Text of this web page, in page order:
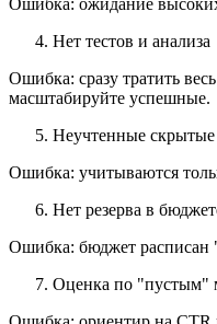
Ошибка: ожидание
Нет тестов и анализа
Ошибка: сразу тратить
масштабируйте успешные.
Неучтенные скрытые
Ошибка: учитываются
Нет резерва в
Ошибка: бюджет расписан
Оценка по "пустым"